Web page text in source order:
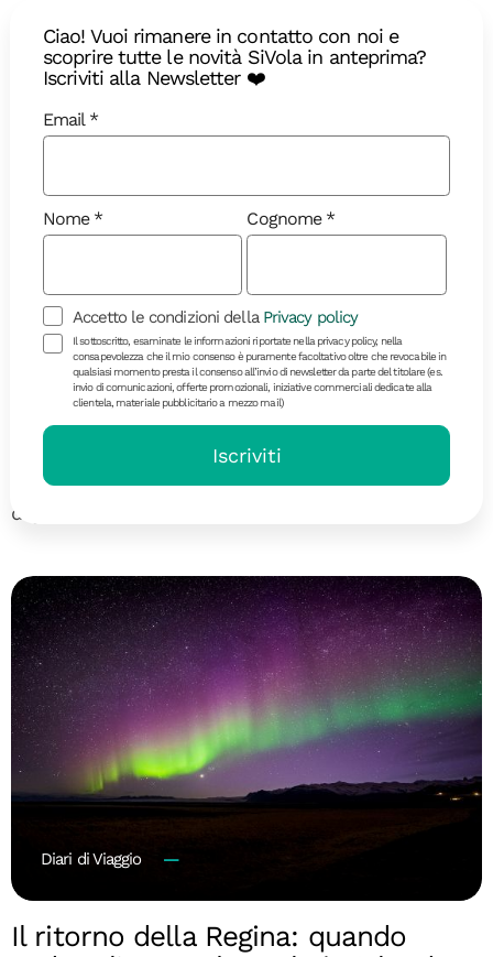
Diari di Viaggio
Saudade brasiliana: viaggio lungo
la Chapada Diamantina
Guida alle migliori cose da fare durante un viaggio
di gruppo in Brasile
Diari di Viaggio
Il ritorno della Regina: quando
Ciao! Vuoi rimanere in contatto con noi e
scoprire tutte le novità SiVola in anteprima?
Iscriviti alla Newsletter ❤️
Email
Nome Cognome
Accetto le condizioni della Privacy policy
Il sottoscritto, esaminate le informazioni riportate nella privacy policy, nella
consapevolezza che il mio consenso è puramente facoltativo oltre che revocabile in
qualsiasi momento presta il consenso all’invio di newsletter da parte del titolare (es.
invio di comunicazioni, offerte promozionali, iniziative commerciali dedicate alla
clientela, materiale pubblicitario a mezzo mail)
Iscriviti